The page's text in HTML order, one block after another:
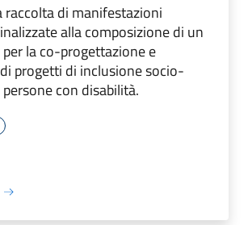
raccolta di manifestazioni
alla composizione di un
la co-progettazione e
progetti di inclusione socio-
con disabilità.